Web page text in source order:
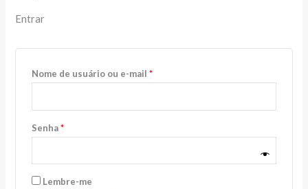
Entrar
Nome de usuário ou e-mail*
Senha*
Lembre-me